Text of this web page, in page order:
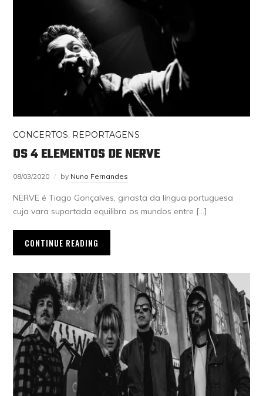
CONCERTOS, REPORTAGENS
OS 4 ELEMENTOS DE NERVE
08/03/2020 by Nuno Fernandes
NERVE é Tiago Gonçalves, ginasta da língua portuguesa
cuja vara suportada equilibra os mundos entre […]
CONTINUE READING